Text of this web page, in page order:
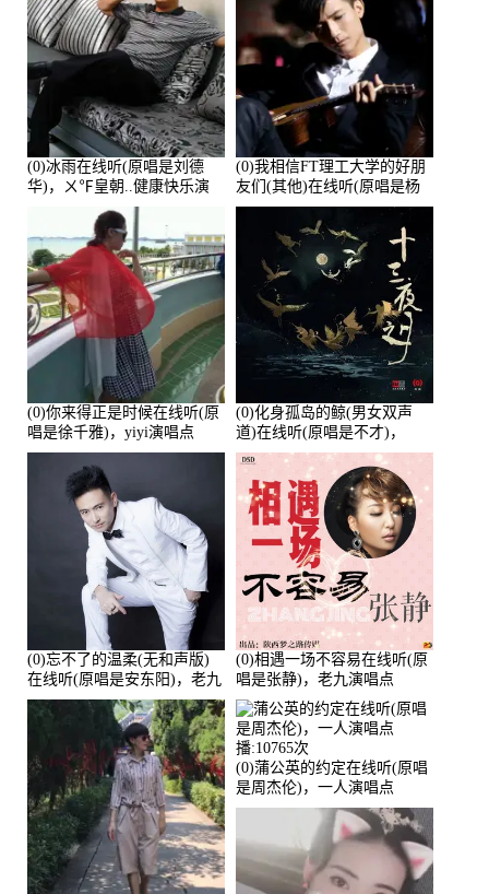
(0)冰雨在线听(原唱是刘德
华)，ㄨ℉皇朝..健康快乐演
(0)我相信FT理工大学的好朋
友们(其他)在线听(原唱是杨
培安)，老乔演唱点播:23714
(0)你来得正是时候在线听(原
唱是徐千雅)，yiyi演唱点
播:21991次
(0)化身孤岛的鲸(男女双声
道)在线听(原唱是不才)，
HGBai演唱点播:19428次
(0)忘不了的温柔(无和声版)
在线听(原唱是安东阳)，老九
演唱点播:17392次
(0)相遇一场不容易在线听(原
唱是张静)，老九演唱点
播:11453次
(0)蒲公英的约定在线听(原唱
是周杰伦)，一人演唱点
播:10765次